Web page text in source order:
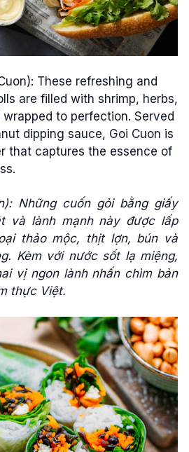
These refreshing and
are filled with shrimp, herbs,
to perfection. Served
dipping sauce, Goi Cuon is
that captures the essence of
Những cuốn gỏi bằng giấy
và lành mạnh này được lấp
thảo mộc, thịt lợn, bún và
Kèm với nước sốt lạ miệng,
vị ngon lành nhấn chìm bản
thực Việt.